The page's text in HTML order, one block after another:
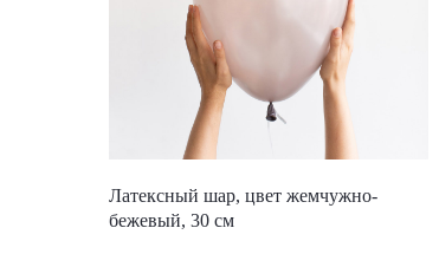
Латексный шар, цвет жемчужно-
бежевый, 30 см